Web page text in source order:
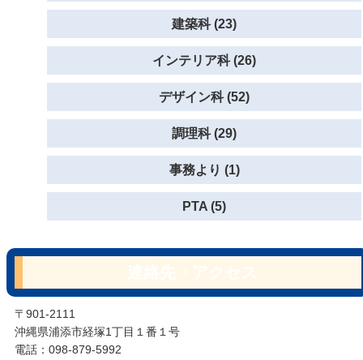
建築科 (23)
インテリア科 (26)
デザイン科 (52)
調理科 (29)
事務より (1)
PTA (5)
〒901-2111
沖縄県浦添市経塚1丁目１番１号
電話：098-879-5992